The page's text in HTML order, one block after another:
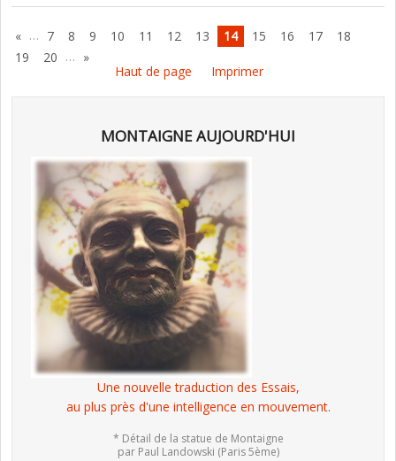
« … 7 8 9 10 11 12 13 14 15 16 17
18
19
20 … »
Haut de page
Imprimer
MONTAIGNE AUJOURD'HUI
Une nouvelle traduction des Essais,
au plus près d'une intelligence en mouvement.
* Détail de la statue de Montaigne
par Paul Landowski (Paris 5ème)